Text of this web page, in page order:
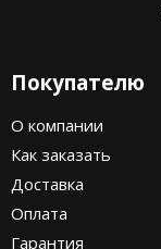
Покупателю
О компании
Как заказать
Доставка
Оплата
Гарантия